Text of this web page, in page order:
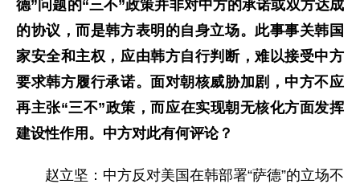
德”问题的“三不”政策并非对中方的承诺或双方达成
的协议，而是韩方表明的自身立场。此事事关韩国
家安全和主权，应由韩方自行判断，难以接受中方
要求韩方履行承诺。面对朝核威胁加剧，中方不应
再主张“三不”政策，而应在实现朝无核化方面发挥
建设性作用。中方对此有何评论？
赵立坚：中方反对美国在韩部署“萨德”的立场不